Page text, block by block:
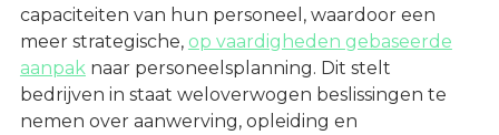
capaciteiten van hun personeel, waardoor een
meer strategische, op vaardigheden gebaseerde
aanpaknaar personeelsplanning. Dit stelt
bedrijven in staat weloverwogen beslissingen te
nemen over aanwerving, opleiding en